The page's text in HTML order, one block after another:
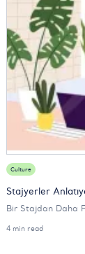
Culture
Stajyerler
Bir Stajdan Daha
4 min read